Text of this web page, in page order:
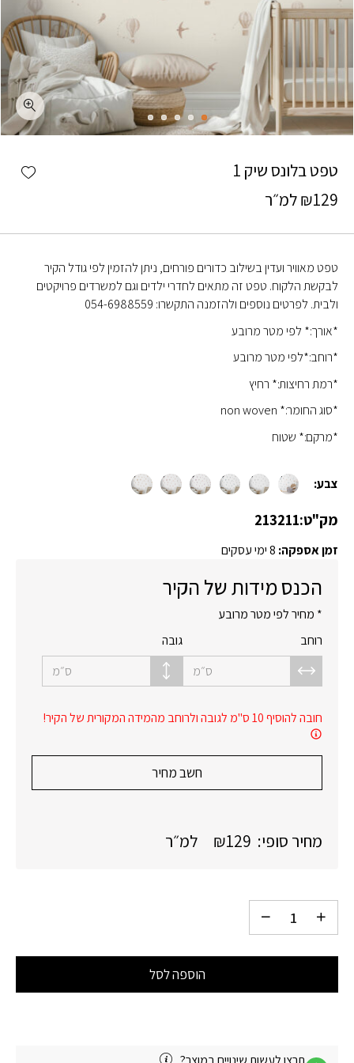
טפט בלונס שיק 1
₪129 למ״ר
טפט מאוויר ועדין בשילוב כדורים פורחים, ניתן להזמין לפי גודל הקיר
לבקשת הלקוח. טפט זה מתאים לחדרי ילדים וגם למשרדים פרויקטים
ולבית. לפרטים נוספים ולהזמנה התקשרו: 054-6988559
*אורך:* לפי מטר מרובע
*רוחב:*לפי מטר מרובע
*רמת רחיצות:* רחיץ
*סוג החומר:* non woven
*מרקם:* שטוח
צבע:
מק"ט:213211
זמן אספקה: 8 ימי עסקים
הכנס מידות של הקיר
* מחיר לפי מטר מרובע
רוחב
ס״מ
גובה
ס״מ
חובה להוסיף 10 ס"מ לגובה ולרוחב מהמידה המקורית של הקיר!
חשב מחיר
מחיר סופי: ₪129 למ״ר
הוספה לסל